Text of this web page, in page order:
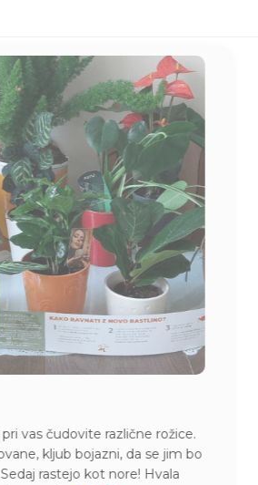
vas čudovite različne rožice.
kljub bojazni, da se jim bo
rastejo kot nore! Hvala